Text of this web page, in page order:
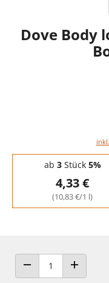
Dove Body
Staffelpreise -
ab 3Stück 5%
4,33 €
(10,83 €/1 l)
ANZAHL VERRINGERN
ANZAHL